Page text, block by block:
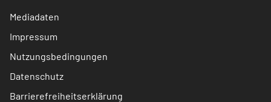
Mediadaten
Impressum
Nutzungsbedingungen
Datenschutz
Barrierefreiheitserklärung